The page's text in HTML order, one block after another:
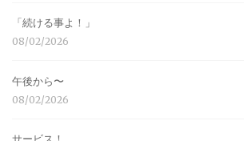
「続ける事よ！」
08/02/2026
午後から〜
08/02/2026